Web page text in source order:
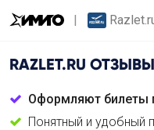
RAZLET.RU ОТЗЫВЫ
Оформляют билеты
Понятный и удобный